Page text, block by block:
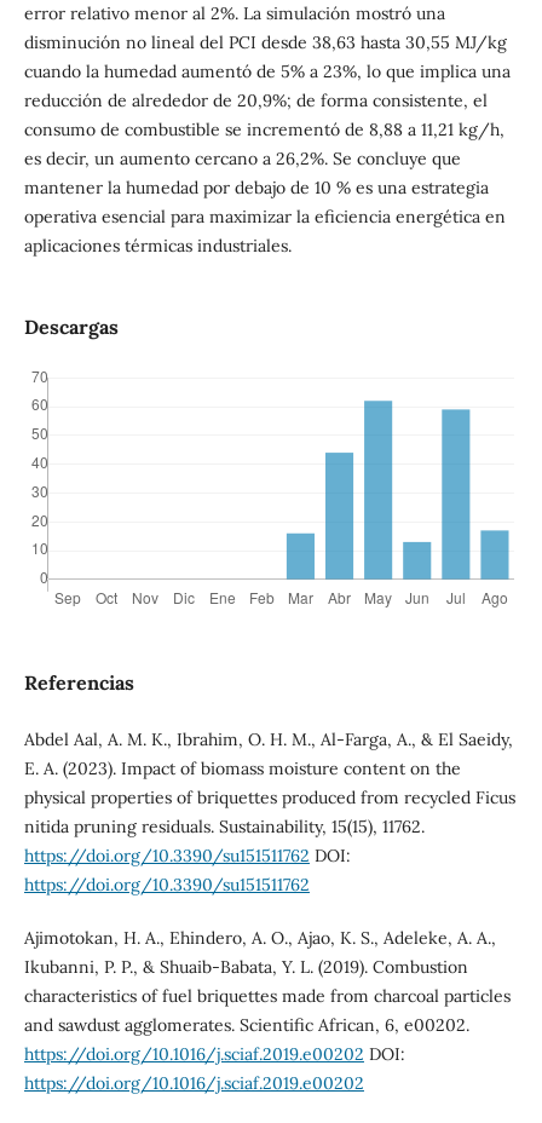
error relativo menor al 2%. La simulación mostró una
disminución no lineal del PCI desde 38,63 hasta 30,55 MJ/kg
cuando la humedad aumentó de 5% a 23%, lo que implica una
reducción de alrededor de 20,9%; de forma consistente, el
consumo de combustible se incrementó de 8,88 a 11,21 kg/h,
es decir, un aumento cercano a 26,2%. Se concluye que
mantener la humedad por debajo de 10 % es una estrategia
operativa esencial para maximizar la eficiencia energética en
aplicaciones térmicas industriales.
Descargas
Referencias
Abdel Aal, A. M. K., Ibrahim, O. H. M., Al-Farga, A., & El Saeidy,
E. A. (2023). Impact of biomass moisture content on the
physical properties of briquettes produced from recycled Ficus
nitida pruning residuals. Sustainability, 15(15), 11762.
https://doi.org/10.3390/su151511762 DOI:
https://doi.org/10.3390/su151511762
Ajimotokan, H. A., Ehindero, A. O., Ajao, K. S., Adeleke, A. A.,
Ikubanni, P. P., & Shuaib-Babata, Y. L. (2019). Combustion
characteristics of fuel briquettes made from charcoal particles
and sawdust agglomerates. Scientific African, 6, e00202.
https://doi.org/10.1016/j.sciaf.2019.e00202 DOI:
https://doi.org/10.1016/j.sciaf.2019.e00202